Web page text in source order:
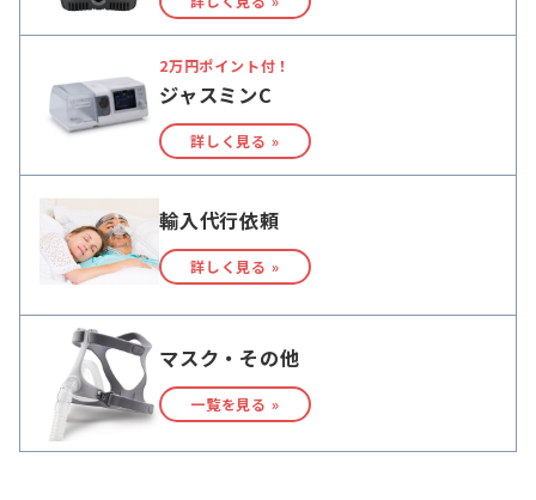
2万円ポイント付！
ジャスミンC
詳しく見る »
輸入代行依頼
詳しく見る »
マスク・その他
一覧を見る »